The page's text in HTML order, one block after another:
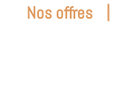
Nos offres |